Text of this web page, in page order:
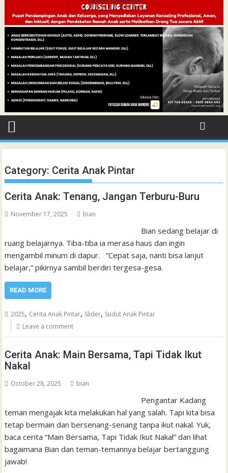
Category: Cerita Anak Pintar
Cerita Anak: Tenang, Jangan Terburu-Buru
November 17, 2025 bian
Bian sedang belajar di
ruang belajarnya. Tiba-tiba ia merasa haus dan ingin
mengambil minum di dapur. “Cepat saja, nanti bisa lanjut
belajar,” pikirnya sambil berdiri tergesa-gesa.
READ MORE
2025, Cerita Anak Pintar, Slider, Sudut Anak Pintar
Leave a comment
Cerita Anak: Main Bersama, Tapi Tidak Ikut
Nakal
October 28, 2025 bian
Pengantar Kadang
teman mengajak kita melakukan hal yang salah. Tapi kita bisa
tetap bermain dan bersenang-senang tanpa ikut nakal. Yuk,
baca cerita “Main Bersama, Tapi Tidak Ikut Nakal” dan lihat
bagaimana Bian dan teman-temannya belajar bertanggung
jawab!